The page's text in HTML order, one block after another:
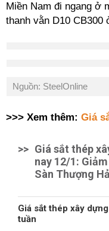
Miền Nam đi ngang ở
thanh vằn D10 CB300
Nguồn: SteelOnline
>>> Xem thêm: Giá
>> Giá sắt thép
nay 12/1:
Sàn Thượng
Giá sắt thép xây
tuần